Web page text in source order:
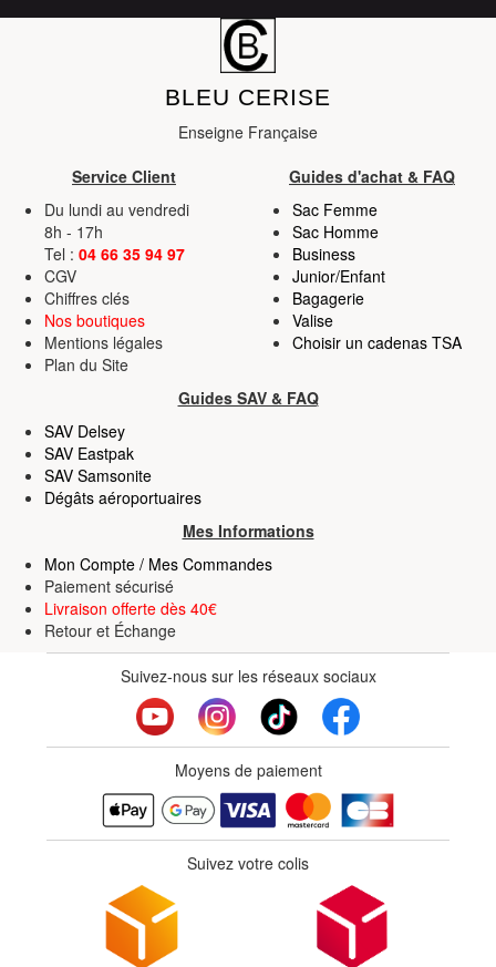
BLEU CERISE
Enseigne Française
Service Client
Guides d'achat & FAQ
Du lundi au vendredi
8h - 17h
Tel : 04 66 35 94 97
CGV
Chiffres clés
Nos boutiques
Mentions légales
Plan du Site
Sac Femme
Sac Homme
Business
Junior/Enfant
Bagagerie
Valise
Choisir un cadenas TSA
Guides SAV & FAQ
SAV Delsey
SAV Eastpak
SAV Samsonite
Dégâts aéroportuaires
Mes Informations
Mon Compte / Mes Commandes
Paiement sécurisé
Livraison offerte dès 40€
Retour et Échange
Suivez-nous sur les réseaux sociaux
Moyens de paiement
Suivez votre colis